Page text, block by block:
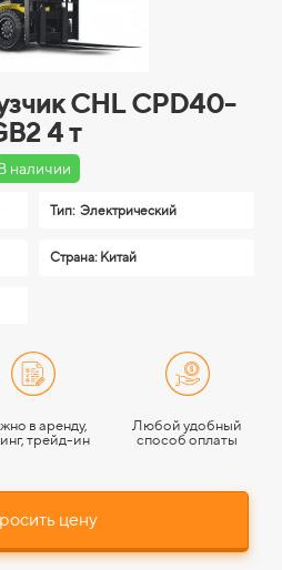
CHL CPD40-
4 т
наличии
Тип: Электрический
Страна: Китай
в аренду,
трейд-ин
Любой удобный
способ оплаты
цену